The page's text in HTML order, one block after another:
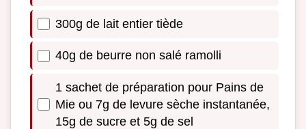
300g de lait entier tiède
40g de beurre non salé ramolli
1 sachet de préparation pour Pains de
Mie ou 7g de levure sèche instantanée,
15g de sucre et 5g de sel